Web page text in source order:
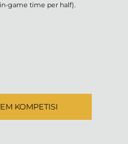
game time per half).
KOMPETISI